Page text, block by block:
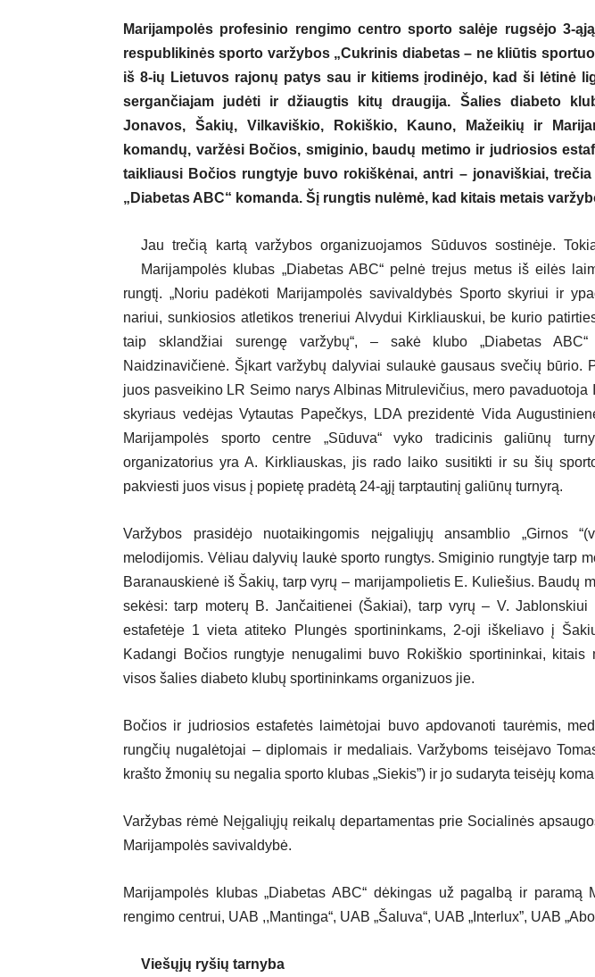
Marijampolės profesinio rengimo centro sporto salėje rugsėjo 3-
respublikinės sporto varžybos „Cukrinis diabetas – ne kliūtis
iš 8-ių Lietuvos rajonų patys sau ir kitiems įrodinėjo, kad ši lėtinė
sergančiajam judėti ir džiaugtis kitų draugija. Šalies diabeto
Jonavos, Šakių, Vilkaviškio, Rokiškio, Kauno, Mažeikių ir
komandų, varžėsi Bočios, smiginio, baudų metimo ir judriosios
taikliausi Bočios rungtyje buvo rokiškėnai, antri – jonaviškiai,
„Diabetas ABC“ komanda. Šį rungtis nulėmė, kad kitais metais
Jau trečią kartą varžybos organizuojamos Sūduvos sostinėje.
Marijampolės klubas „Diabetas ABC“ pelnė trejus metus iš eilės
rungtį. „Noriu padėkoti Marijampolės savivaldybės Sporto skyriui ir
nariui, sunkiosios atletikos treneriui Alvydui Kirkliauskui, be kurio
taip sklandžiai surengę varžybų“, – sakė klubo „Diabetas ABC“
Naidzinavičienė. Šįkart varžybų dalyviai sulaukė gausaus svečių būrio.
juos pasveikino LR Seimo narys Albinas Mitrulevičius, mero pavaduotoja
skyriaus vedėjas Vytautas Papečkys, LDA prezidentė Vida
Marijampolės sporto centre „Sūduva“ vyko tradicinis galiūnų
organizatorius yra A. Kirkliauskas, jis rado laiko susitikti ir su šių
pakviesti juos visus į popietę pradėtą 24-ąjį tarptautinį galiūnų turnyrą.
Varžybos prasidėjo nuotaikingomis neįgaliųjų ansamblio „Girnos
melodijomis. Vėliau dalyvių laukė sporto rungtys. Smiginio rungtyje tarp
Baranauskienė iš Šakių, tarp vyrų – marijampolietis E. Kuliešius. Baudų
sekėsi: tarp moterų B. Jančaitienei (Šakiai), tarp vyrų – V. Jablonskiui
estafetėje 1 vieta atiteko Plungės sportininkams, 2-oji iškeliavo į
Kadangi Bočios rungtyje nenugalimi buvo Rokiškio sportininkai, kitais
visos šalies diabeto klubų sportininkams organizuos jie.
Bočios ir judriosios estafetės laimėtojai buvo apdovanoti taurėmis,
rungčių nugalėtojai – diplomais ir medaliais. Varžyboms teisėjavo
krašto žmonių su negalia sporto klubas „Siekis”) ir jo sudaryta teisėjų
Varžybas rėmė Neįgaliųjų reikalų departamentas prie Socialinės
Marijampolės savivaldybė.
Marijampolės klubas „Diabetas ABC“ dėkingas už pagalbą ir paramą
rengimo centrui, UAB ,,Mantinga“, UAB „Šaluva“, UAB „Interlux”, UAB
Viešųjų ryšių tarnyba